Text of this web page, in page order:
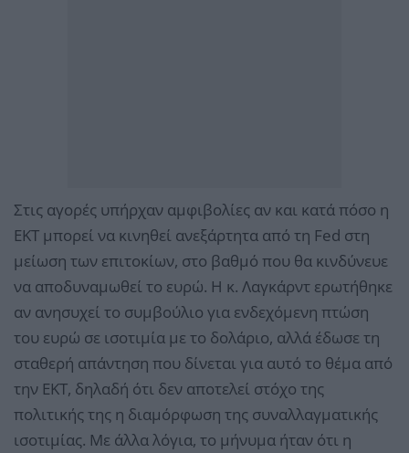
Στις αγορές υπήρχαν αμφιβολίες αν και κατά πόσο η
ΕΚΤ μπορεί να κινηθεί ανεξάρτητα από τη Fed στη
μείωση των επιτοκίων, στο βαθμό που θα κινδύνευε
να αποδυναμωθεί το ευρώ. Η κ. Λαγκάρντ ερωτήθηκε
αν ανησυχεί το συμβούλιο για ενδεχόμενη πτώση
του ευρώ σε ισοτιμία με το δολάριο, αλλά έδωσε τη
σταθερή απάντηση που δίνεται για αυτό το θέμα από
την ΕΚΤ, δηλαδή ότι δεν αποτελεί στόχο της
πολιτικής της η διαμόρφωση της συναλλαγματικής
ισοτιμίας. Με άλλα λόγια, το μήνυμα ήταν ότι η